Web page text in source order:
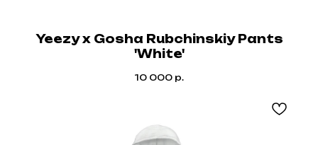
Yeezy x Gosha Rubchinskiy Pants
'White'
10 000 р.